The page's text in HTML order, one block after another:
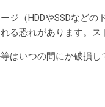
ジ（HDDやSSDなど
る恐れがあります。
はいつの間にか破損